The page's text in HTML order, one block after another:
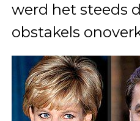
werd het steeds
obstakels